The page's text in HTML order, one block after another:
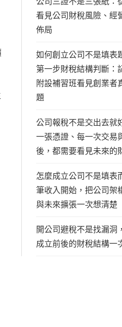
看見公司財稅風險、經
佈局
如何創立公司不是填表
第一步財稅結構判斷：
附設補習班看見創業者
題
公司報稅不是交出去就
一張憑證、每一次交易
後，都需要看見未來的
怎麼成立公司不是填表
筆收入開始，把公司架
與未來擴張一次想清楚
開公司避稅不是找漏洞
成立前後的財稅結構一